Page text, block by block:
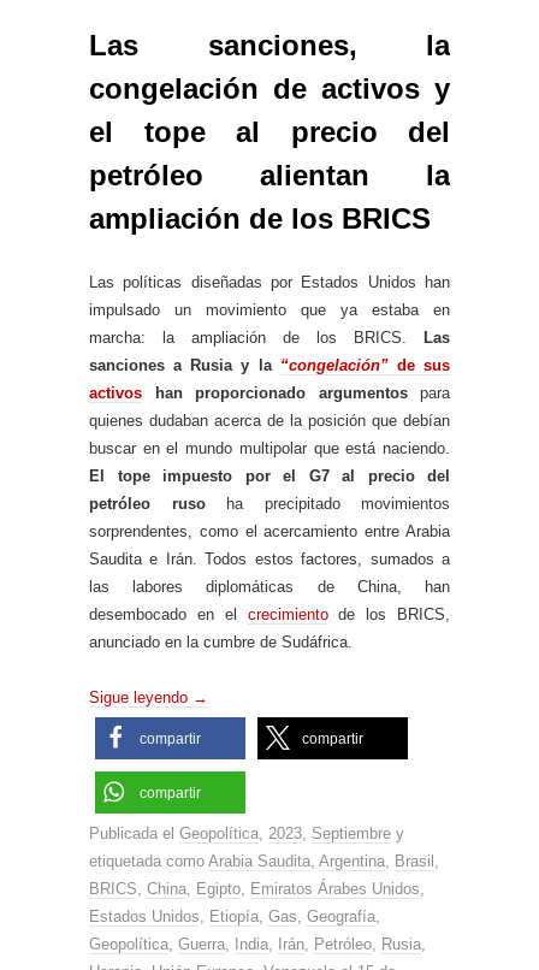
Las sanciones, la
congelación de activos y
el tope al precio del
petróleo alientan la
ampliación de los BRICS
Las políticas diseñadas por Estados Unidos han
impulsado un movimiento que ya estaba en
marcha: la ampliación de los BRICS.
Las
sanciones a Rusia y la “congelación”de sus
activos han proporcionado argumentospara
quienes dudaban acerca de la posición que debían
buscar en el mundo multipolar que está naciendo.
El tope impuesto por el G7 al precio del
petróleo rusoha precipitado movimientos
sorprendentes, como el acercamiento entre Arabia
Saudita e Irán. Todos estos factores, sumados a
las labores diplomáticas de China, han
desembocado en el crecimientode los BRICS,
anunciado en la cumbre de Sudáfrica.
Sigue leyendo →
compartir compartir
compartir
Publicada el Geopolítica 2023 Septiembre y
etiquetada como Arabia Saudita Argentina Brasil
BRICS China Egipto Emiratos Árabes Unidos
Estados Unidos
Etiopía Gas Geografía
Geopolítica Guerra India Irán Petróleo Rusia